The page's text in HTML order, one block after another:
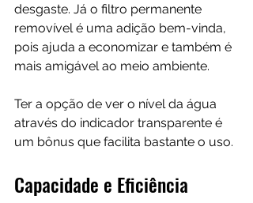
desgaste. Já o filtro permanente
removível é uma adição bem-vinda,
pois ajuda a economizar e também é
mais amigável ao meio ambiente.
Ter a opção de ver o nível da água
através do indicador transparente é
um bônus que facilita bastante o uso.
Capacidade e Eficiência